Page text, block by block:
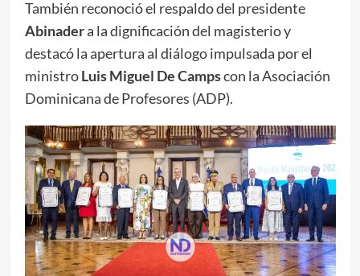
También reconoció el respaldo del presidente
Abinadera la dignificación del magisterio y
destacó la apertura al diálogo impulsada por el
ministroLuis Miguel De Campscon la Asociación
Dominicana de Profesores (ADP).